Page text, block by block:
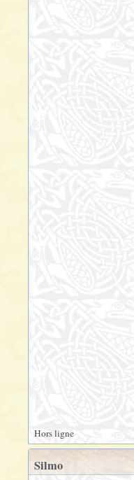
Hors ligne
Silmo